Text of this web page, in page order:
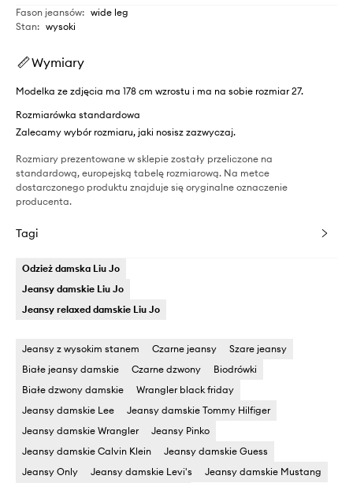
Fason jeansów: wide leg
Stan: wysoki
Wymiary
Modelka ze zdjęcia ma 178 cm wzrostu i ma na sobie rozmiar 27.
Rozmiarówka standardowa
Zalecamy wybór rozmiaru, jaki nosisz zazwyczaj.
Rozmiary prezentowane w sklepie zostały przeliczone na
standardową, europejską tabelę rozmiarową. Na metce
dostarczonego produktu znajduje się oryginalne oznaczenie
producenta.
Tagi
Odzież damska Liu Jo
Jeansy damskie Liu Jo
Jeansy relaxed damskie Liu Jo
Jeansy z wysokim stanem Czarne jeansy
Szare jeansy
Białe jeansy damskie
Czarne dzwony
Biodrówki
Białe dzwony damskie
Wrangler black friday
Jeansy damskie Lee
Jeansy damskie Tommy Hilfiger
Jeansy damskie Wrangler
Jeansy Pinko
Jeansy damskie Calvin Klein
Jeansy damskie Guess
Jeansy Only
Jeansy damskie Levi's
Jeansy damskie Mustang